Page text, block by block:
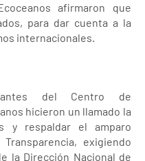
afirmaron que
para dar cuenta a la
internacionales.
del Centro de
hicieron un llamado la
y respaldar el amparo
exigiendo
la Dirección Nacional de